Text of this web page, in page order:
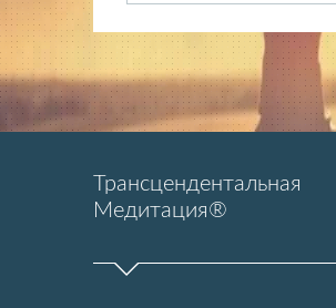
Трансцендентальная
Медитация®